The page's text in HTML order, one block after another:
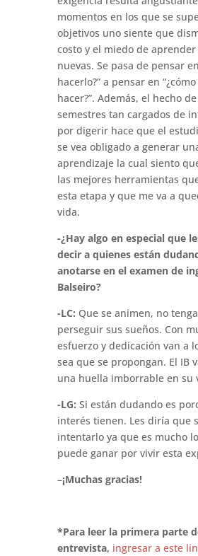
momentos en los que se
objetivos uno siente que
costo y el miedo de aprender
nuevas. Se pasa de pensar
hacerlo?” a pensar en
hacer?”. Además, el hecho
semestres tan cargados de
por digerir hace que el
se vea obligado a generar
aprendizaje la cual siento
las mejores herramientas
esta etapa y que me va a
vida.
-¿Hay algo en especial que
decir a quienes están
anotarse en el examen de
Balseiro?
-LC: Que se animen, no
perseguir sus sueños. Con
esfuerzo y dedicación van a
sea que se propongan. El IB
una huella imborrable en su
-LG: Si están dudando es
interés tienen. Les diría que
intentarlo ya que es mucho
puede ganar por vivir esta
–¡Muchas gracias!
*Para leer la primera parte
entrevista, ingresar a este